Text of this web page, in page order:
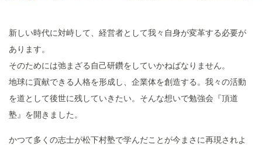
新しい時代に対峙して、経営者として我々自身が変革する必要が
あります。
そのためには弛まざる自己研鑽をしていかねばなりません。
地球に貢献できる人格を形成し、企業体を創造する。我々の活動
を道として後世に残していきたい。そんな想いで勉強会『頂道
塾』を開きました。
かつて多くの志士が松下村塾で学んだことが今まさに再現されよ